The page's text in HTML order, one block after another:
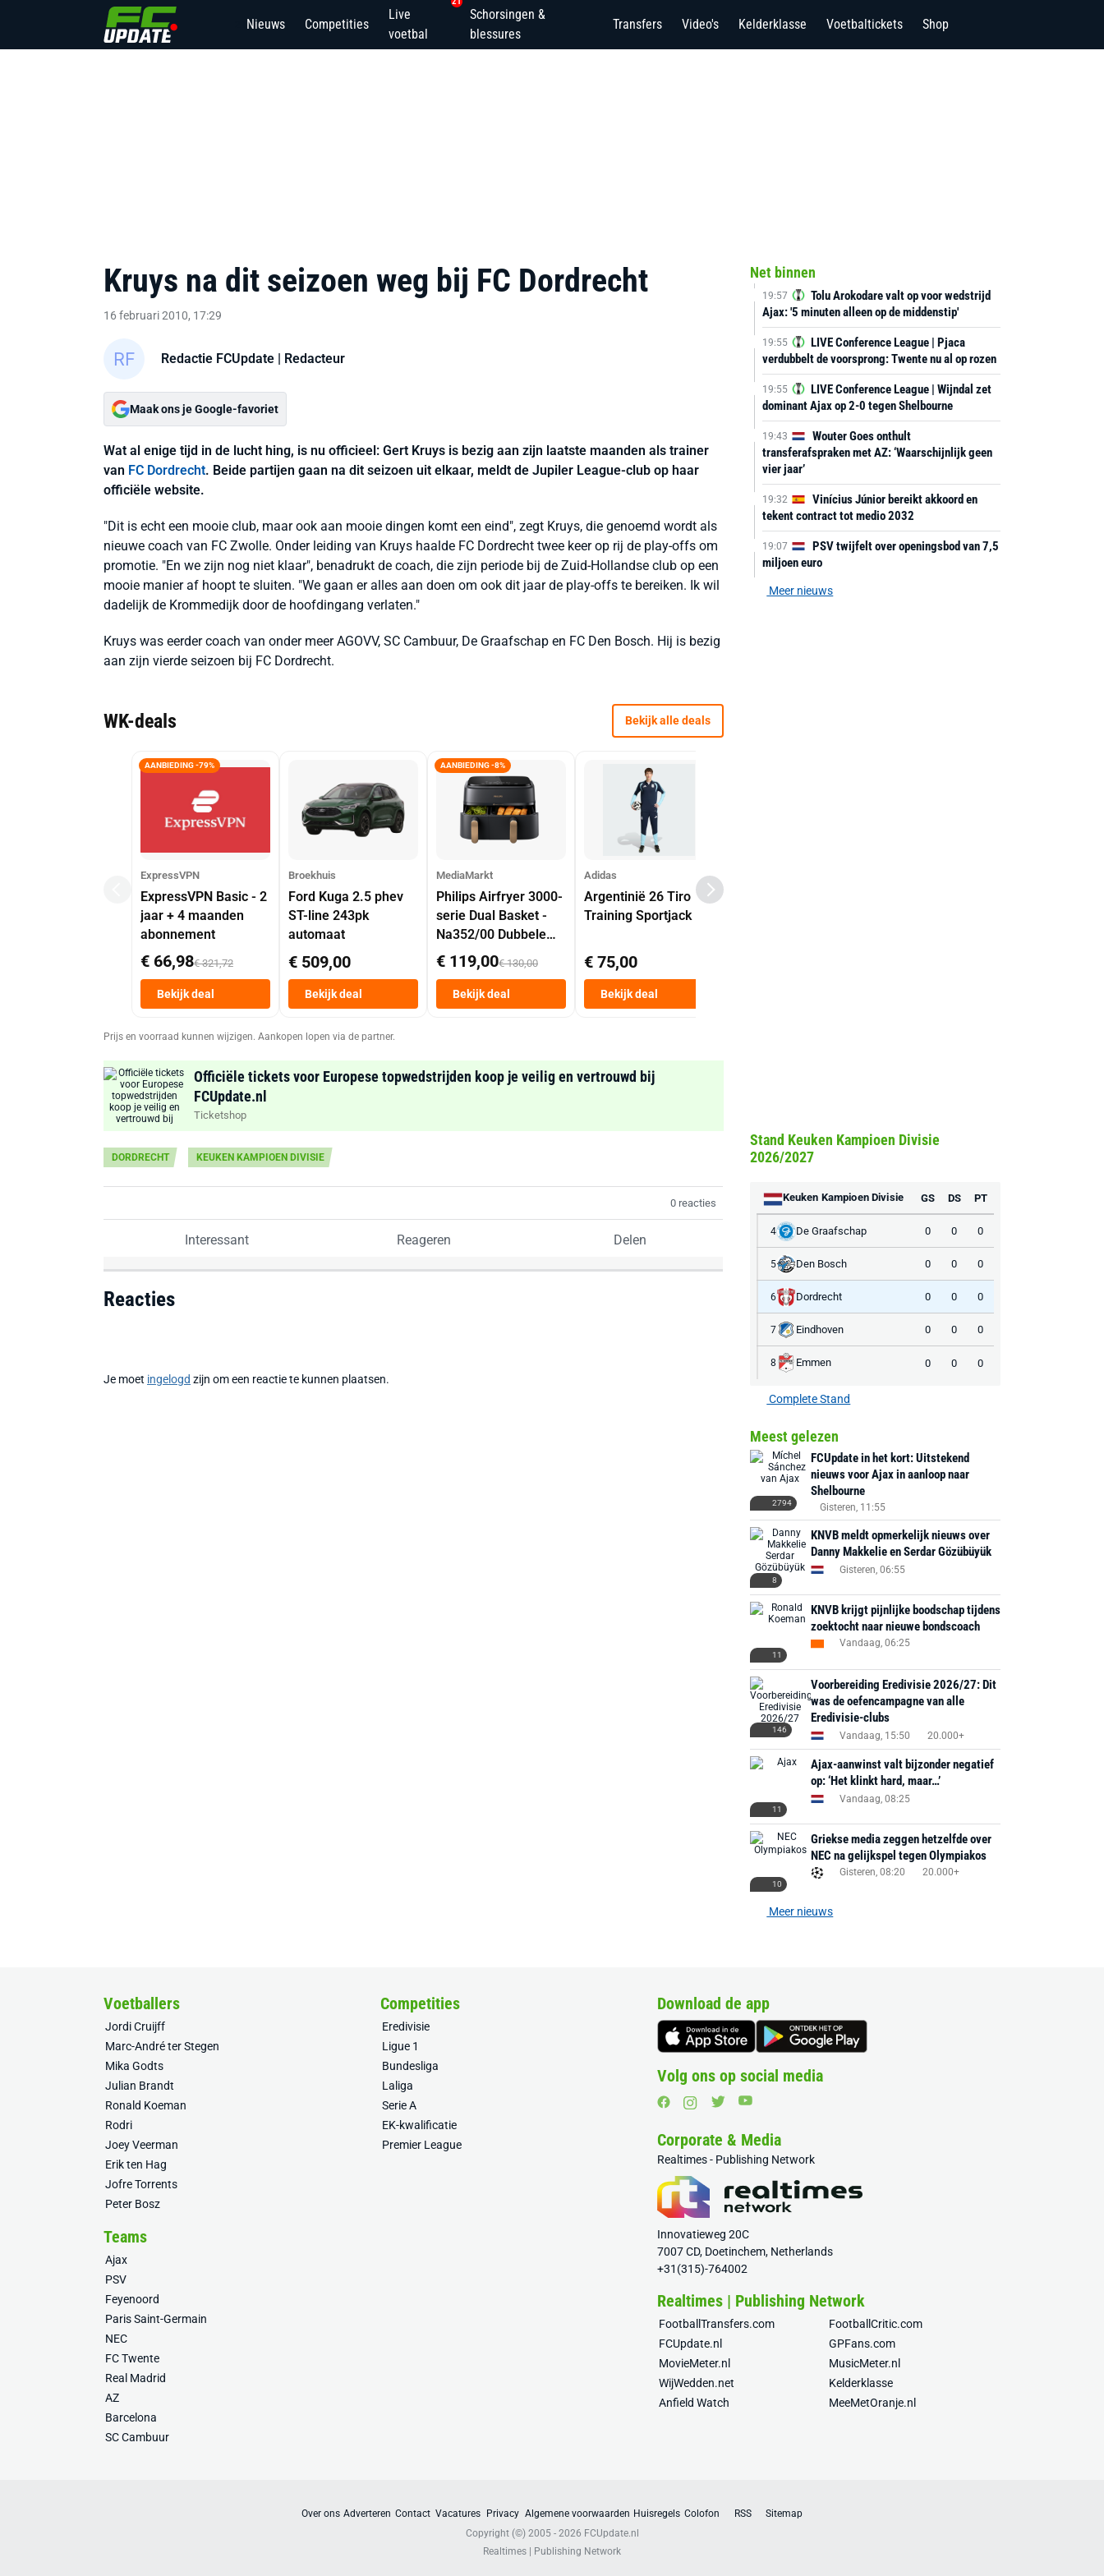
Nieuws Competities
Live
voetbal
Schorsingen &
blessures
Transfers Video's Kelderklasse Voetbaltickets Shop
Kruys na dit seizoen weg bij FC Dordrecht
16 februari 2010, 17:29
Redactie FCUpdate | Redacteur
Maak ons je Google-favoriet
Wat al enige tijd in de lucht hing, is nu officieel: Gert Kruys is bezig aan zijn laatste maanden als trainer
van FC Dordrecht. Beide partijen gaan na dit seizoen uit elkaar, meldt de Jupiler League-club op haar
officiële website.
"Dit is echt een mooie club, maar ook aan mooie dingen komt een eind", zegt Kruys, die genoemd wordt als
nieuwe coach van FC Zwolle. Onder leiding van Kruys haalde FC Dordrecht twee keer op rij de play-offs om
promotie. "En we zijn nog niet klaar", benadrukt de coach, die zijn periode bij de Zuid-Hollandse club op een
mooie manier af hoopt te sluiten. "We gaan er alles aan doen om ook dit jaar de play-offs te bereiken. Ik wil
dadelijk de Krommedijk door de hoofdingang verlaten."
Kruys was eerder coach van onder meer AGOVV, SC Cambuur, De Graafschap en FC Den Bosch. Hij is bezig
aan zijn vierde seizoen bij FC Dordrecht.
WK-deals Bekijk alle deals
AANBIEDING -79%
ExpressVPN
ExpressVPN Basic - 2
jaar + 4 maanden
abonnement
€ 66,98€ 321,72
Bekijk deal
Broekhuis
Ford Kuga 2.5 phev
ST-line 243pk
automaat
€ 509,00
Bekijk deal
AANBIEDING -8%
MediaMarkt
Philips Airfryer 3000-
serie Dual Basket -
Na352/00 Dubbele
Mand 9 L Tot 6
Personen
Heteluchtfriteuse
Zwart
€ 119,00€ 130,00
Bekijk deal
Adidas
Argentinië 26 Tiro
Training Sportjack
€ 75,00
Bekijk deal
Prijs en voorraad kunnen wijzigen. Aankopen lopen via de partner.
Officiële tickets voor Europese topwedstrijden koop je veilig en vertrouwd bij
FCUpdate.nl
Ticketshop
DORDRECHT KEUKEN KAMPIOEN DIVISIE
0 reacties
Interessant Reageren Delen
Reacties
Je moet ingelogd zijn om een reactie te kunnen plaatsen.
Net binnen
19:57
Tolu Arokodare valt op voor wedstrijd
Ajax: '5 minuten alleen op de middenstip'
19:55
LIVE Conference League | Pjaca
verdubbelt de voorsprong: Twente nu al op rozen
19:55
LIVE Conference League | Wijndal zet
dominant Ajax op 2-0 tegen Shelbourne
19:43
Wouter Goes onthult
transferafspraken met AZ: ‘Waarschijnlijk geen
vier jaar’
19:32
Vinícius Júnior bereikt akkoord en
tekent contract tot medio 2032
19:07
PSV twijfelt over openingsbod van 7,5
miljoen euro
Meer nieuws
Stand Keuken Kampioen Divisie
2026/2027
Keuken Kampioen Divisie GS DS PT
4 De Graafschap 0 0 0
5 Den Bosch 0 0 0
6 Dordrecht 0 0 0
7 Eindhoven 0 0 0
8 Emmen 0 0 0
Complete Stand
Meest gelezen
2794
FCUpdate in het kort: Uitstekend
nieuws voor Ajax in aanloop naar
Shelbourne
Gisteren, 11:55
8
KNVB meldt opmerkelijk nieuws over
Danny Makkelie en Serdar Gözübüyük
Gisteren, 06:55
11
KNVB krijgt pijnlijke boodschap tijdens
zoektocht naar nieuwe bondscoach
Vandaag, 06:25
146
Voorbereiding Eredivisie 2026/27: Dit
was de oefencampagne van alle
Eredivisie-clubs
Vandaag, 15:50 20.000+
11
Ajax-aanwinst valt bijzonder negatief
op: ‘Het klinkt hard, maar…’
Vandaag, 08:25
10
Griekse media zeggen hetzelfde over
NEC na gelijkspel tegen Olympiakos
Gisteren, 08:20 20.000+
Meer nieuws
Voetballers
Jordi Cruijff
Marc-André ter Stegen
Mika Godts
Julian Brandt
Ronald Koeman
Rodri
Joey Veerman
Erik ten Hag
Jofre Torrents
Peter Bosz
Competities
Eredivisie
Ligue 1
Bundesliga
Laliga
Serie A
EK-kwalificatie
Premier League
Teams
Ajax
PSV
Feyenoord
Paris Saint-Germain
NEC
FC Twente
Real Madrid
AZ
Barcelona
SC Cambuur
Download de app
Volg ons op social media
Corporate & Media
Realtimes - Publishing Network
Innovatieweg 20C
7007 CD, Doetinchem, Netherlands
+31(315)-764002
Realtimes | Publishing Network
FootballTransfers.com
FootballCritic.com
FCUpdate.nl
GPFans.com
MovieMeter.nl
MusicMeter.nl
WijWedden.net
Kelderklasse
Anfield Watch
MeeMetOranje.nl
Over ons Adverteren Contact Vacatures Privacy Algemene voorwaarden Huisregels Colofon RSS
Sitemap
Copyright (©) 2005 - 2026 FCUpdate.nl
Realtimes | Publishing Network